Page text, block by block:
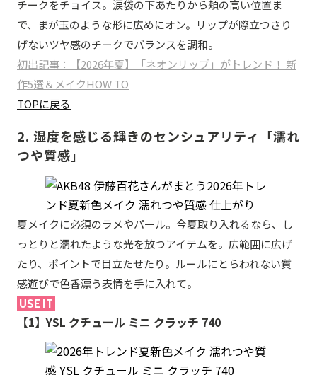
チークをチョイス。涙袋の下あたりから頬の高い位置ま
で、まが玉のような形に広めにオン。リップが際立つさり
げないツヤ感のチークでバランスを調和。
初出記事：【2026年夏】「ネオンリップ」がトレンド！ 新
作5選＆メイクHOW TO
TOPに戻る
2. 湿度を感じる輝きのセンシュアリティ「濡れ
つや質感」
夏メイクに必須のラメやパール。今夏取り入れるなら、し
っとりと濡れたような光を放つアイテムを。広範囲に広げ
たり、ポイントで目立たせたり。ルールにとらわれない質
感遊びで色香漂う表情を手に入れて。
USE IT
【1】YSL クチュール ミニ クラッチ 740